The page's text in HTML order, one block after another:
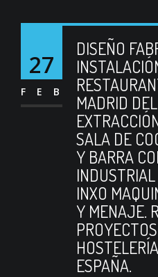
27
FEB
DISEÑO
MADRID
SALA DE
Y BARRA
INXO
Y MENAJE.
ESPAÑA.